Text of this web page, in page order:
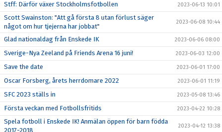
Stff: Därför växer Stockholmsfotbollen 2023-06-13 10:01
Scott Swainston: "Att gå första 8 utan förlust säger
något om hur tjejerna har jobbat"
2023-06-08 10:44
Glad nationaldag från Enskede IK 2023-06-06 08:00
Sverige-Nya Zeeland på Friends Arena 16 juni! 2023-06-03 12:00
Save the date 2023-06-01 17:00
Oscar Forsberg, årets herrdomare 2022 2023-06-01 11:19
SFC 2023 ställs in 2023-05-08 13:46
Första veckan med Fotbollsfritids 2023-04-22 10:28
Spela fotboll i Enskede IK! Anmälan öppen för barn födda
2017-2018
2023-04-12 13:38